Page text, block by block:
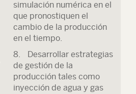
simulación numérica en el
que pronostiquen el
cambio de la producción
en el tiempo.
8. Desarrollar estrategias
de gestión de la
producción tales como
inyección de agua y gas